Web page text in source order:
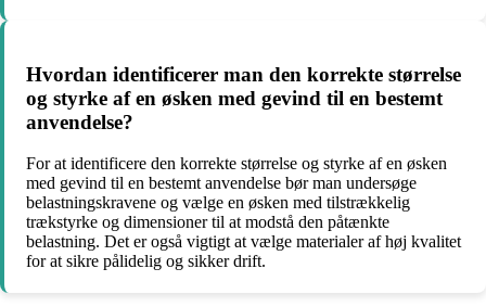
Hvordan identificerer man den korrekte størrelse
og styrke af en øsken med gevind til en bestemt
anvendelse?
For at identificere den korrekte størrelse og styrke af en øsken
med gevind til en bestemt anvendelse bør man undersøge
belastningskravene og vælge en øsken med tilstrækkelig
trækstyrke og dimensioner til at modstå den påtænkte
belastning. Det er også vigtigt at vælge materialer af høj kvalitet
for at sikre pålidelig og sikker drift.